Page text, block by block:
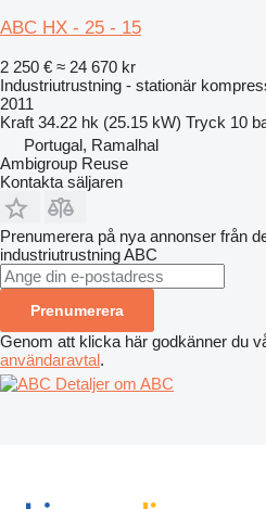
ABC HX - 25 - 15
2 250 € ≈ 24 670 kr
Industriutrustning - stationär
2011
Kraft 34.22 hk (25.15 kW) Tryck 10
Portugal, Ramalhal
Ambigroup Reuse
Kontakta säljaren
Prenumerera på nya annonser från
industriutrustningABC
Prenumerera
Genom att klicka här godkänner du
användaravtal.
Detaljer om ABC